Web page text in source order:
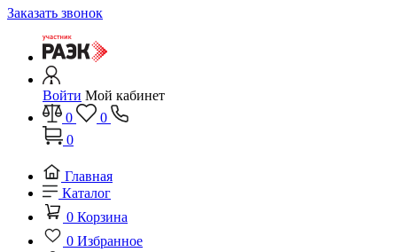
Заказать звонок
Войти Мой кабинет
0
0
0
Главная
Каталог
0 Корзина
0 Избранное